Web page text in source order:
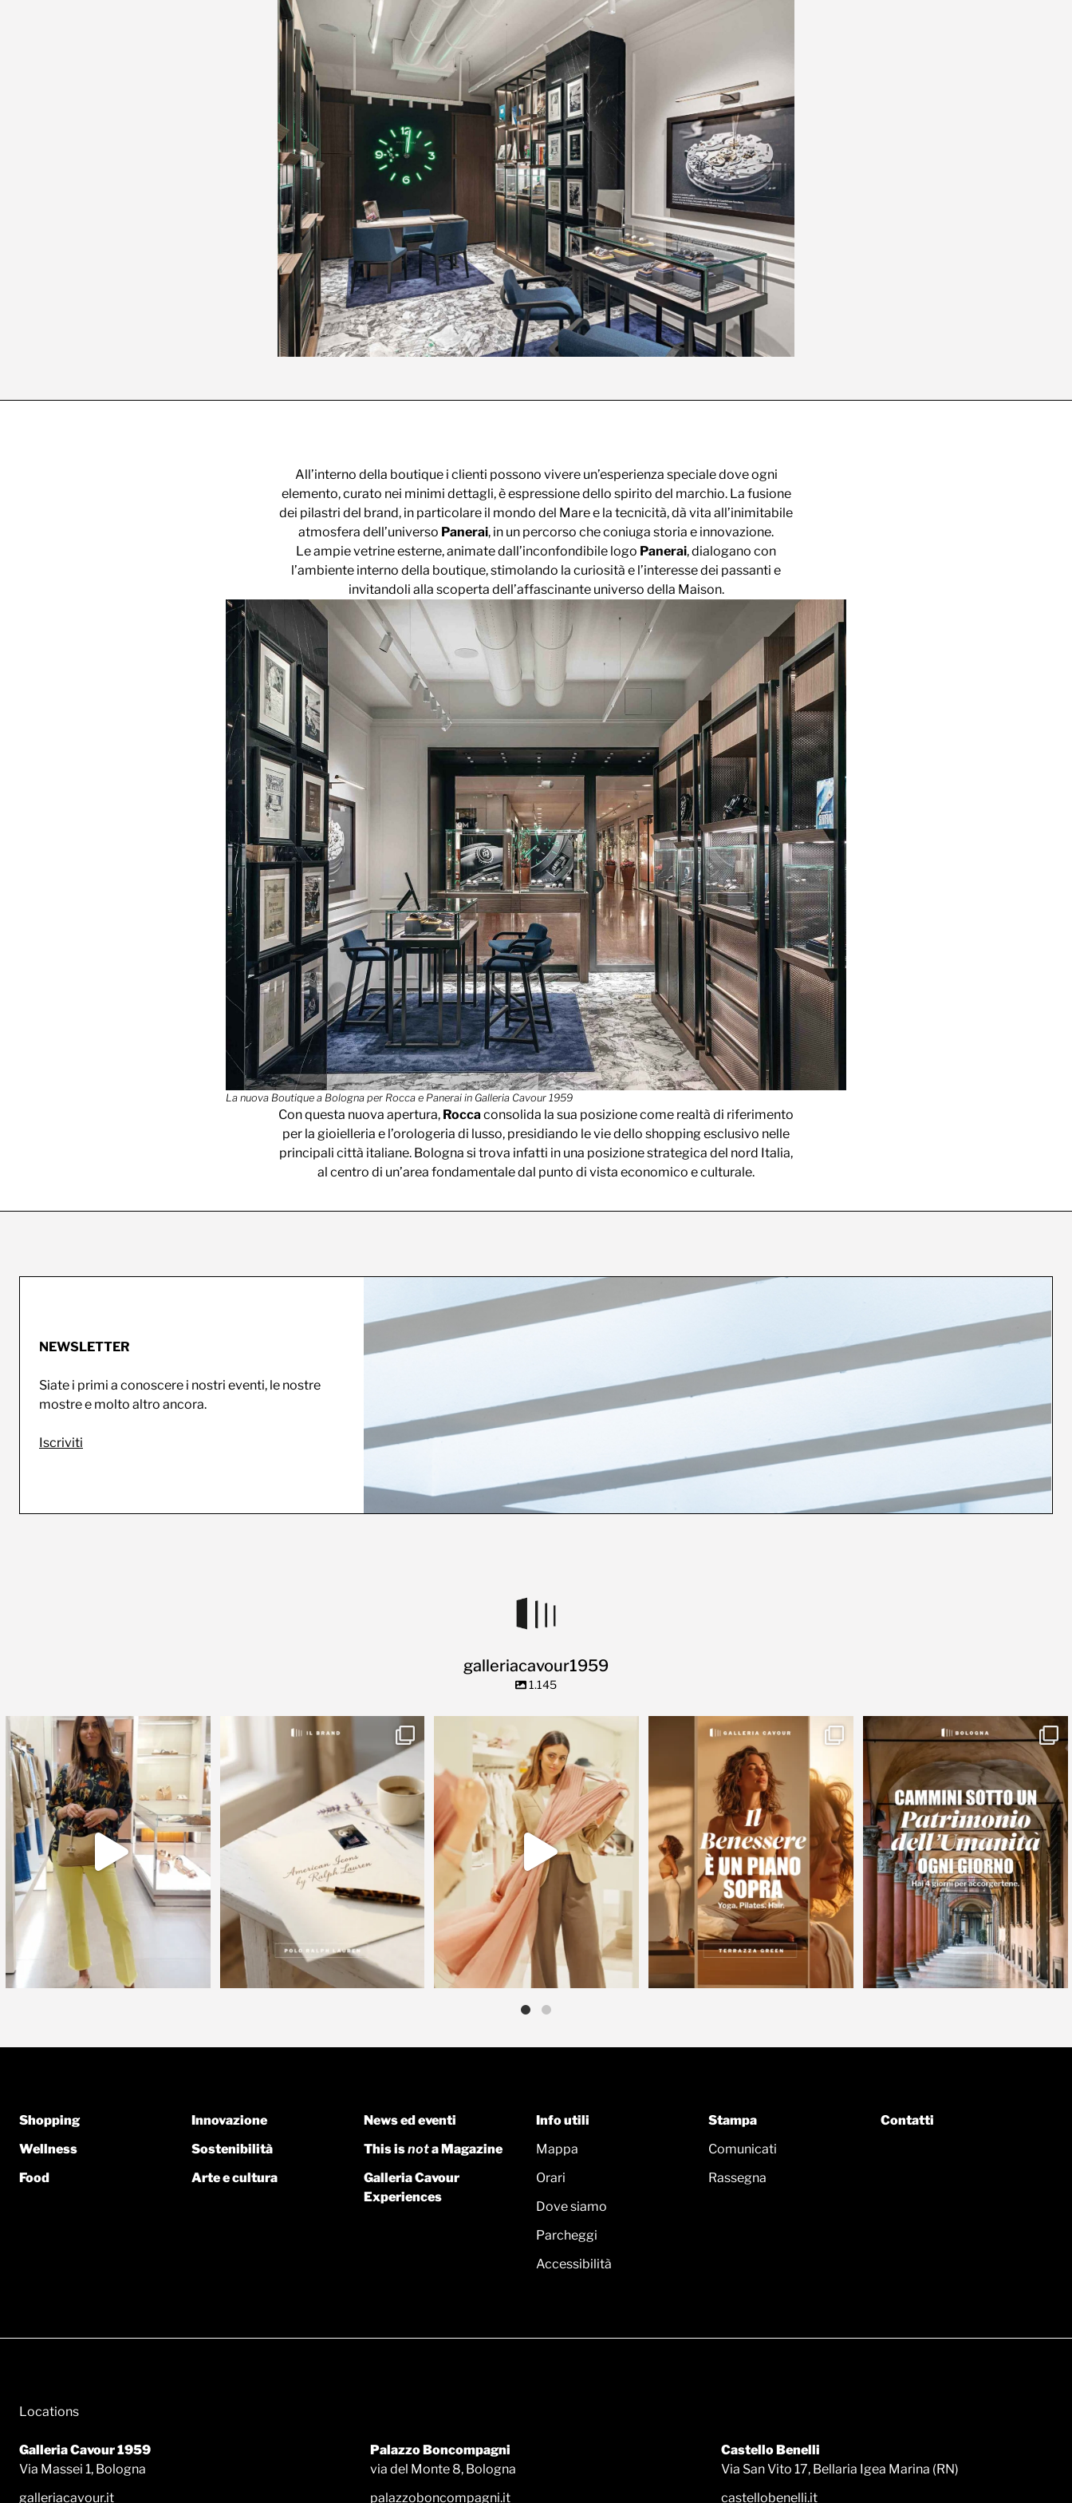
All’interno della boutique i clienti possono vivere un’esperienza speciale dove ogni
elemento, curato nei minimi dettagli, è espressione dello spirito del marchio. La fusione
dei pilastri del brand, in particolare il mondo del Mare e la tecnicità, dà vita all’inimitabile
atmosfera dell’universo Panerai, in un percorso che coniuga storia e innovazione.
Le ampie vetrine esterne, animate dall’inconfondibile logo Panerai, dialogano con
l’ambiente interno della boutique, stimolando la curiosità e l’interesse dei passanti e
invitandoli alla scoperta dell’affascinante universo della Maison.
La nuova Boutique a Bologna per Rocca e Panerai in Galleria Cavour 1959
Con questa nuova apertura, Roccaconsolida la sua posizione come realtà di riferimento
per la gioielleria e l’orologeria di lusso, presidiando le vie dello shopping esclusivo nelle
principali città italiane. Bologna si trova infatti in una posizione strategica del nord Italia,
al centro di un’area fondamentale dal punto di vista economico e culturale.
NEWSLETTER
Siate i primi a conoscere i nostri eventi, le nostre
mostre e molto altro ancora.
Iscriviti
galleriacavour1959
1.145
🍃 Entriamo da Dev in @galleriacavour1959
a...
39 2
🇺🇸 Quando la moda diventa storia.
✨ Due piani di pura bellezza, nel cuore di
20 1
🌿 C’è un modo di passare un sabato a
Bologna che ...
23
🏛️ Dal 4 al 7 giugno, Bologna si veste da
festa....
2
Shopping
Wellness
Food
Innovazione
Sostenibilità
Arte e cultura
News ed eventi
This isnota Magazine
Galleria Cavour
Experiences
Info utili
Mappa
Orari
Dove siamo
Parcheggi
Accessibilità
Stampa
Comunicati
Rassegna
Contatti
Locations
Galleria Cavour 1959
Via Massei 1, Bologna
galleriacavour.it
Palazzo Boncompagni
via del Monte 8, Bologna
palazzoboncompagni.it
Castello Benelli
Via San Vito 17, Bellaria Igea Marina (RN)
castellobenelli.it